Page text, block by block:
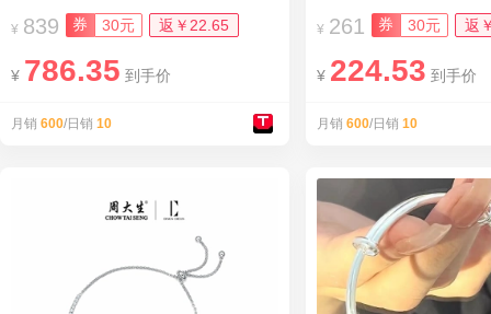
¥ 839 券 30元 返￥22.65
¥ 786.35 到手价
月销 600/日销 10
¥ 261 券 30元 返
¥ 224.53 到手价
月销 600/日销 10